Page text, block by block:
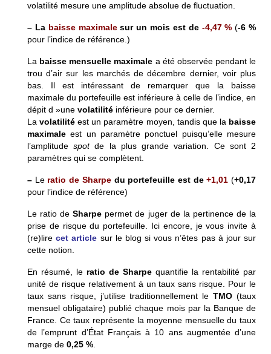
volatilité mesure une amplitude absolue de fluctuation.
– La baisse maximalesur un mois est de -4,47 % (-6 %
pour l’indice de référence.)
La baisse mensuelle maximale a été observée pendant le
trou d’air sur les marchés de décembre dernier, voir plus
bas. Il est intéressant de remarquer que la baisse
maximale du portefeuille est inférieure à celle de l’indice, en
dépit d »une volatilité inférieure pour ce dernier.
Lavolatilité est un paramètre moyen, tandis que la baisse
maximale est un paramètre ponctuel puisqu’elle mesure
l’amplitudespotde la plus grande variation. Ce sont 2
paramètres qui se complètent.
– Le ratio de Sharpedu portefeuille est de+1,01 (+0,17
pour l’indice de référence)
Le ratio deSharpe permet de juger de la pertinence de la
prise de risque du portefeuille. Ici encore, je vous invite à
(re)lirecet article sur le blog si vous n’êtes pas à jour sur
cette notion.
En résumé, le ratio de Sharpe quantifie la rentabilité par
unité de risque relativement à un taux sans risque. Pour le
taux sans risque, j’utilise traditionnellement leTMO (taux
mensuel obligataire) publié chaque mois par la Banque de
France. Ce taux représente la moyenne mensuelle du taux
de l’emprunt d’État Français à 10 ans augmentée d’une
marge de 0,25 %.